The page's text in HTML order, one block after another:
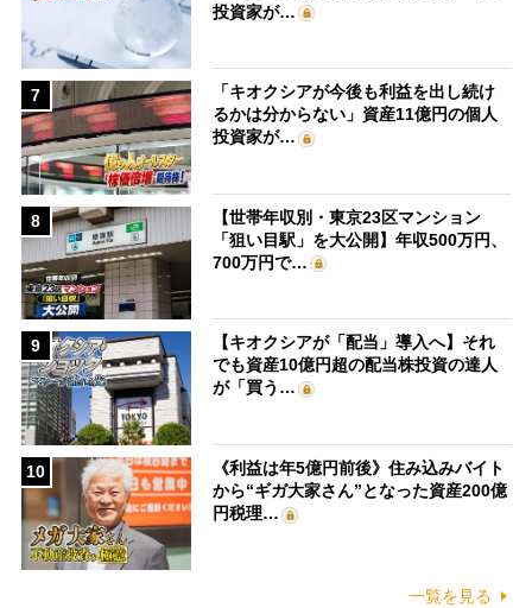
投資家が…
7
「キオクシアが今後も利益を出し続け
るかは分からない」資産11億円の個人
投資家が…
8
【世帯年収別・東京23区マンション
「狙い目駅」を大公開】年収500万円、
700万円で…
9
【キオクシアが「配当」導入へ】それ
でも資産10億円超の配当株投資の達人
が「買う…
10
《利益は年5億円前後》住み込みバイト
から“ギガ大家さん”となった資産200億
円税理…
一覧を見る